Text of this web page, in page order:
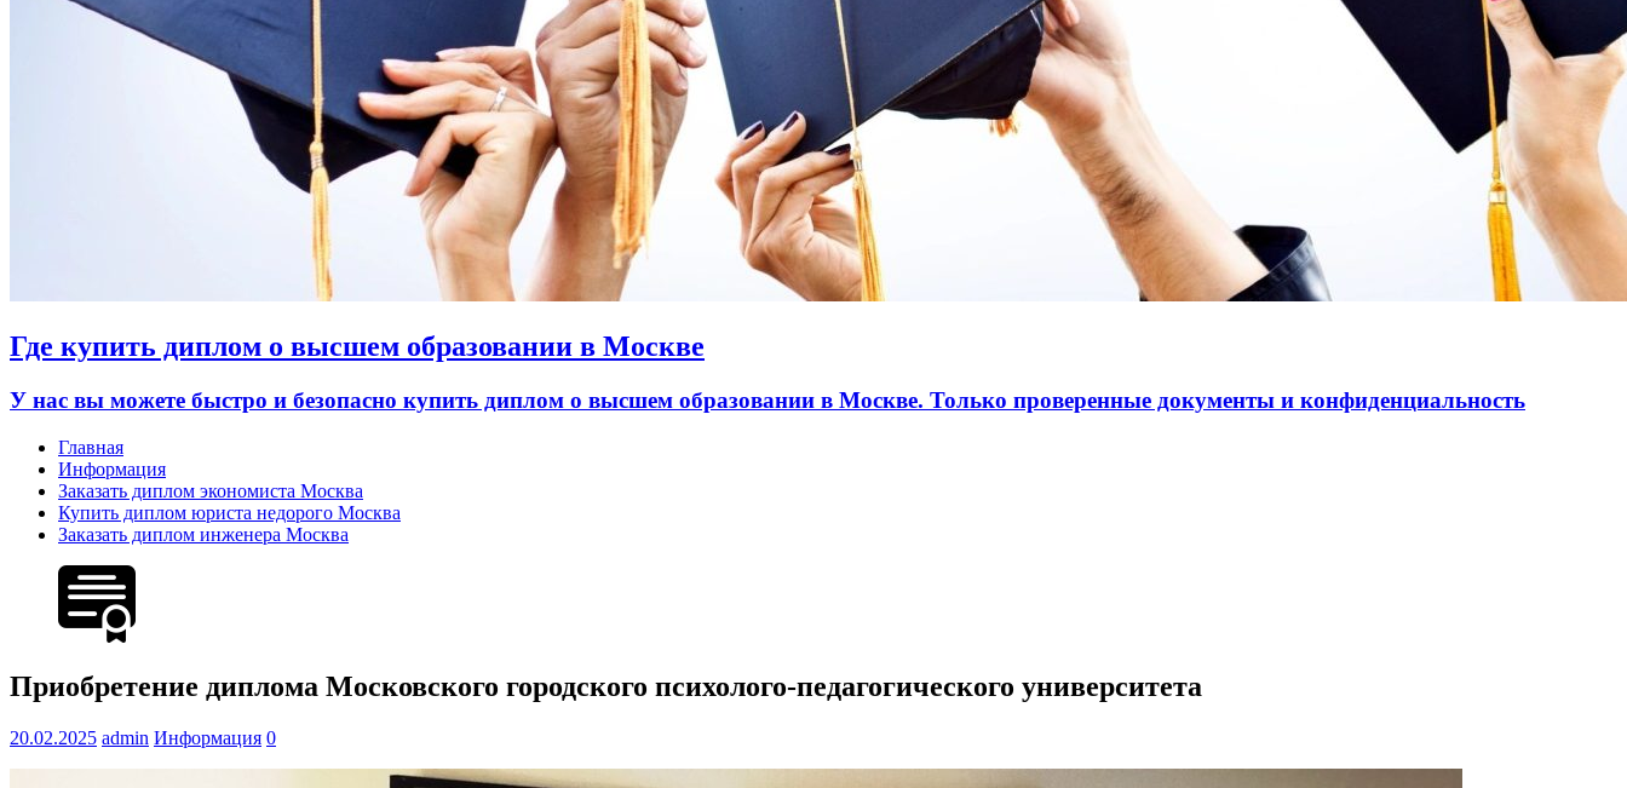
Где купить диплом о высшем образовании в Москве
У нас вы можете быстро и безопасно купить диплом о высшем образовании в Москве. Только проверенные документы и конфиденциальность
Главная
Информация
Заказать диплом экономиста Москва
Купить диплом юриста недорого Москва
Заказать диплом инженера Москва
Приобретение диплома Московского городского психолого-педагогического университета
20.02.2025 admin Информация 0